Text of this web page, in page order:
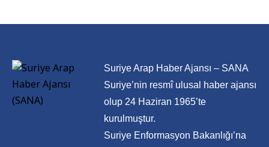
Suriye Arap Haber Ajansı – SANA
Suriye’nin resmî ulusal haber ajansı
olup 24 Haziran 1965’te
kurulmuştur.
Suriye Enformasyon Bakanlığı’na